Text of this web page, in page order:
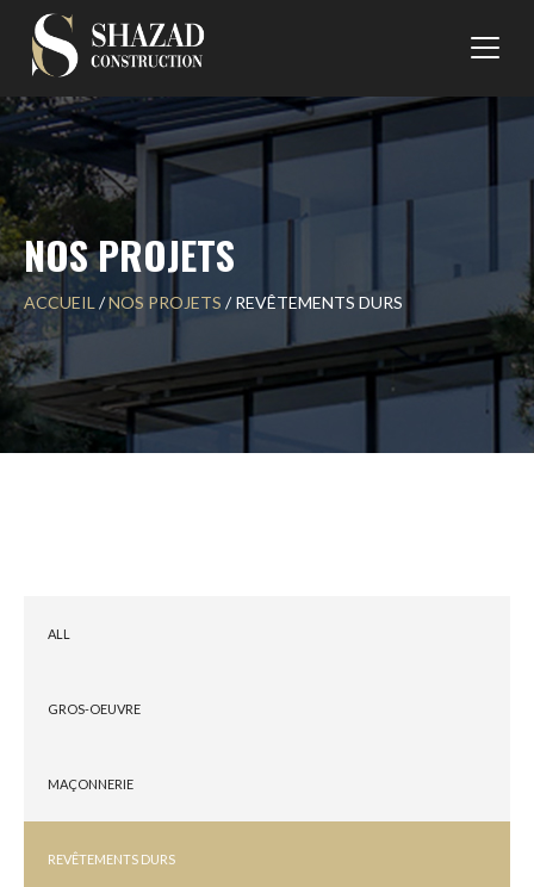
Skip
to
content
NOS PROJETS
ACCUEIL /NOS PROJETS /REVÊTEMENTS DURS
ALL
GROS-OEUVRE
MAÇONNERIE
REVÊTEMENTS DURS